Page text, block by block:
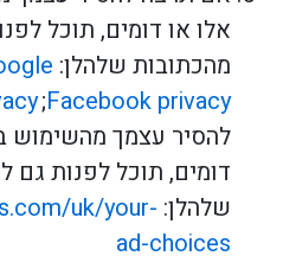
אלו או דומים, תוכל
מהכתובות שלהלן:
;Facebook privacy
להסיר עצמך מהשימוש
דומים, תוכל לפנות גם
שלהלן: uk/your-
ad-choices